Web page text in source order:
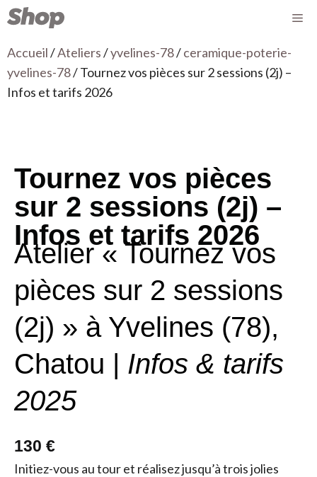
Accueil/Ateliers/yvelines-78/ceramique-poterie-
yvelines-78/ Tournez vos pièces sur 2 sessions (2j) –
Infos et tarifs 2026
Tournez vos pièces
sur 2 sessions (2j) –
Infos et tarifs 2026
Atelier « Tournez vos
pièces sur 2 sessions
(2j) » à Yvelines (78),
Chatou | Infos & tarifs
2025
130 €
Initiez-vous au tour et réalisez jusqu’à trois jolies